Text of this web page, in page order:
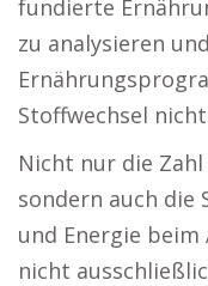
fundierte
zu analysieren
Stoffwechsel
Nicht nur die
sondern auch die
und Energie beim
nicht